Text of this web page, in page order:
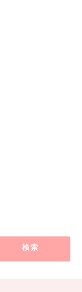
検索